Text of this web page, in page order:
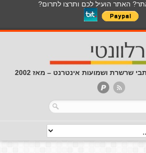
האתר הועיל לכם ותרצו לתרום?
שרשרת ושמועות אינטרנט – מאז 2002